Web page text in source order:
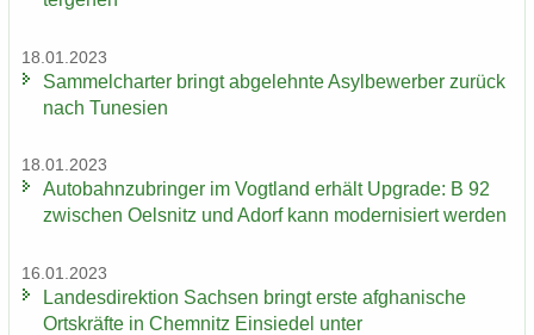
18.01.2023
Sam­mel­char­ter bringt ab­ge­lehn­te Asyl­be­wer­ber zu­rück
nach Tu­ne­si­en
18.01.2023
Au­to­bahn­zu­brin­ger im Vogt­land er­hält Up­grade: B 92
zwi­schen Oels­nitz und Adorf kann mo­der­ni­siert wer­den
16.01.2023
Lan­des­di­rek­ti­on Sach­sen bringt erste af­gha­ni­sche
Orts­kräf­te in Chem­nitz Ein­sie­del unter